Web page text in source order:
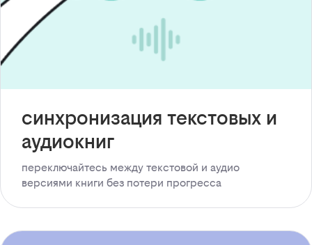
синхронизация текстовых и
аудиокниг
переключайтесь между текстовой и аудио
версиями книги без потери прогресса